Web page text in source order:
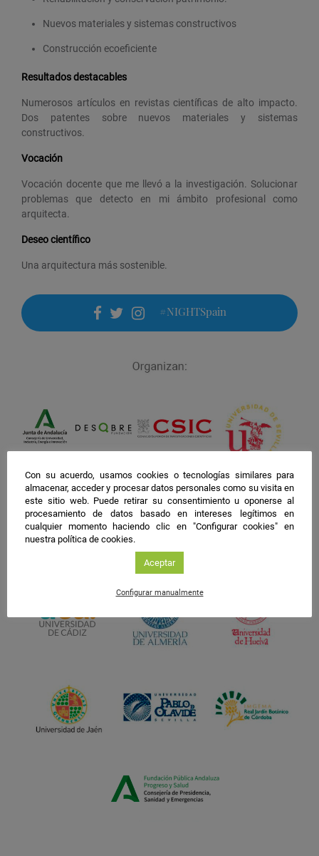
Nuevos materiales y sistemas constructivos
Construcción ecoeficiente
Resultados destacables
Numerosos artículos en revistas científicas de alto impacto.
Dos patentes sobre nuevos materiales y sistemas
constructivos.
Vocación
Vocación docente que me llevó a la investigación. Solucionar
problemas que detecto en mi ámbito profesional como
arquitecta.
Deseo científico
Una arquitectura más sostenible.
facebook
twitter
instagram
#NIGHTSpain
Con su acuerdo, usamos cookies o tecnologías similares para
almacenar, acceder y procesar datos personales como su visita en
este sitio web. Puede retirar su consentimiento u oponerse al
procesamiento de datos basado en intereses legítimos en
cualquier momento haciendo clic en "Configurar cookies" en
nuestra política de cookies.
Aceptar
Configurar manualmente